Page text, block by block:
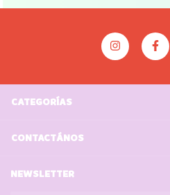
CATEGORÍAS
CONTACTÁNOS
NEWSLETTER